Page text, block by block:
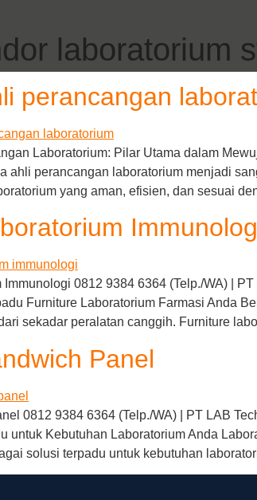
laboratorium
perancangan
Laboratorium: Pilar Utama dalam
ahli perancangan laboratorium menjadi
yang aman, efisien, dan sesuai
Immunologi 0812 9384 6364 (Telp./WA) |
Furniture Laboratorium Farmasi Anda
sekadar peralatan canggih. Furniture
Panel
0812 9384 6364 (Telp./WA) | PT LAB
untuk Kebutuhan Laboratorium Anda
solusi terpadu untuk kebutuhan